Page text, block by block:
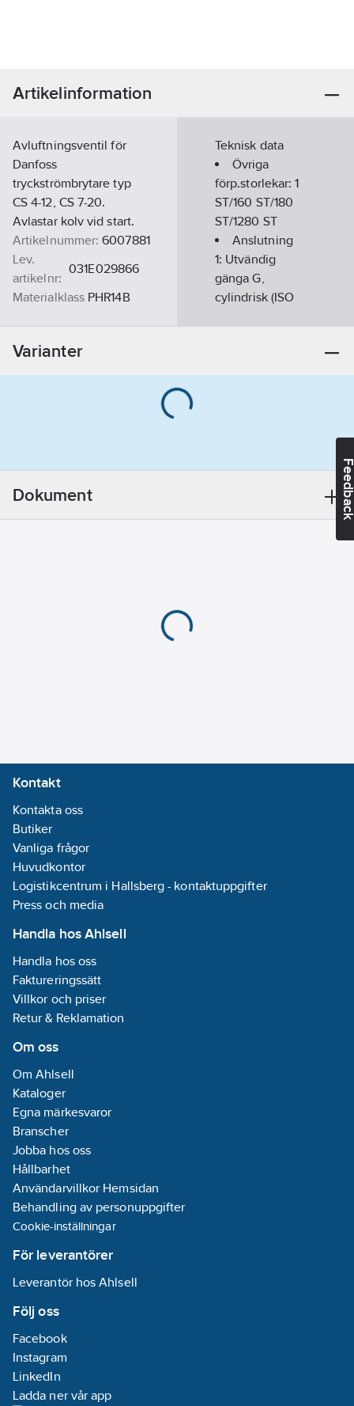
Artikelinformation
Avluftningsventil för
Danfoss
tryckströmbrytare typ
CS 4-12, CS 7-20.
Avlastar kolv vid start.
Artikelnummer: 6007881
Lev.
artikelnr:
031E029866
Materialklass PHR14B
Teknisk data
Övriga
förp.storlekar:1
ST/160 ST/180
ST/1280 ST
Anslutning
1: Utvändig
gänga G,
cylindrisk (ISO
hus/kapsling/stomme:
läckageskydd:
Vinkelanslutning:
Varianter
Dokument
Kontakt
Kontakta oss
Butiker
Vanliga frågor
Huvudkontor
Logistikcentrum i Hallsberg - kontaktuppgifter
Press och media
Handla hos Ahlsell
Handla hos oss
Faktureringssätt
Villkor och priser
Retur & Reklamation
Om oss
Om Ahlsell
Kataloger
Egna märkesvaror
Branscher
Jobba hos oss
Hållbarhet
Användarvillkor Hemsidan
Behandling av personuppgifter
Cookie-inställningar
För leverantörer
Leverantör hos Ahlsell
Följ oss
Facebook
Instagram
LinkedIn
Ladda ner vår app